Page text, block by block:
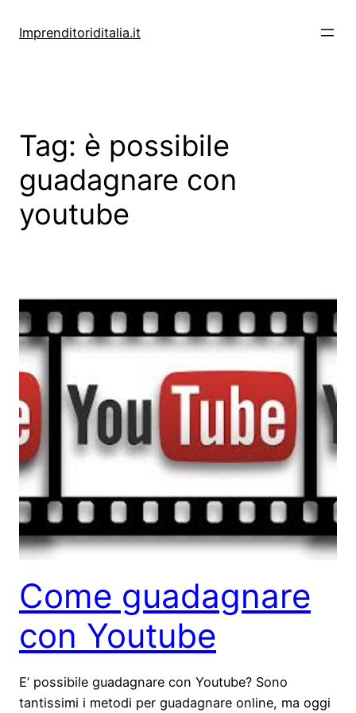
Imprenditoriditalia.it
Tag: è possibile
guadagnare con
youtube
Come guadagnare
con Youtube
E’ possibile guadagnare con Youtube? Sono
tantissimi i metodi per guadagnare online, ma oggi